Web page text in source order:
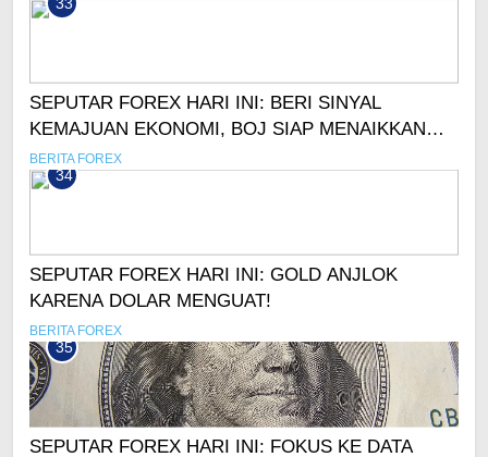
SEPUTAR FOREX HARI INI: BERI SINYAL
KEMAJUAN EKONOMI, BOJ SIAP MENAIKKAN
SUKU BUNGA?
BERITA FOREX
34
SEPUTAR FOREX HARI INI: GOLD ANJLOK
KARENA DOLAR MENGUAT!
BERITA FOREX
35
SEPUTAR FOREX HARI INI: FOKUS KE DATA